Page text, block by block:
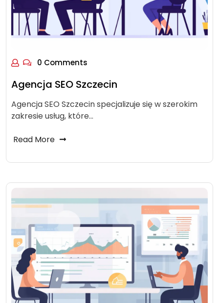
0 Comments
Agencja SEO Szczecin
Agencja SEO Szczecin specjalizuje się w szerokim
zakresie usług, które…
Read More